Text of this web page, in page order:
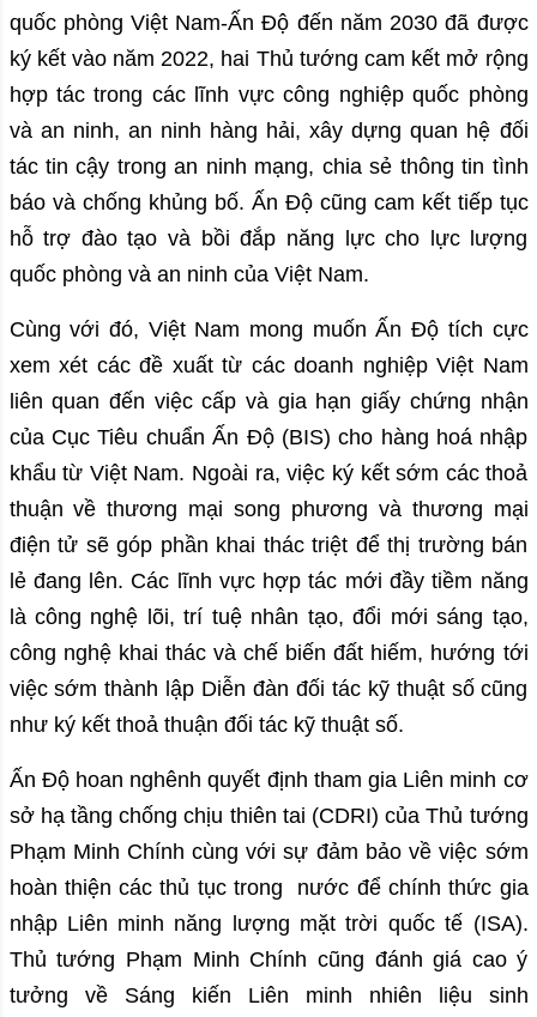
quốc phòng Việt Nam-Ấn Độ đến năm 2030 đã được
ký kết vào năm 2022, hai Thủ tướng cam kết mở rộng
hợp tác trong các lĩnh vực công nghiệp quốc phòng
và an ninh, an ninh hàng hải, xây dựng quan hệ đối
tác tin cậy trong an ninh mạng, chia sẻ thông tin tình
báo và chống khủng bố. Ấn Độ cũng cam kết tiếp tục
hỗ trợ đào tạo và bồi đắp năng lực cho lực lượng
quốc phòng và an ninh của Việt Nam.
Cùng với đó, Việt Nam mong muốn Ấn Độ tích cực
xem xét các đề xuất từ các doanh nghiệp Việt Nam
liên quan đến việc cấp và gia hạn giấy chứng nhận
của Cục Tiêu chuẩn Ấn Độ (BIS) cho hàng hoá nhập
khẩu từ Việt Nam. Ngoài ra, việc ký kết sớm các thoả
thuận về thương mại song phương và thương mại
điện tử sẽ góp phần khai thác triệt để thị trường bán
lẻ đang lên. Các lĩnh vực hợp tác mới đầy tiềm năng
là công nghệ lõi, trí tuệ nhân tạo, đổi mới sáng tạo,
công nghệ khai thác và chế biến đất hiếm, hướng tới
việc sớm thành lập Diễn đàn đối tác kỹ thuật số cũng
như ký kết thoả thuận đối tác kỹ thuật số.
Ấn Độ hoan nghênh quyết định tham gia Liên minh cơ
sở hạ tầng chống chịu thiên tai (CDRI) của Thủ tướng
Phạm Minh Chính cùng với sự đảm bảo về việc sớm
hoàn thiện các thủ tục trong nước để chính thức gia
nhập Liên minh năng lượng mặt trời quốc tế (ISA).
Thủ tướng Phạm Minh Chính cũng đánh giá cao ý
tưởng về Sáng kiến Liên minh nhiên liệu sinh